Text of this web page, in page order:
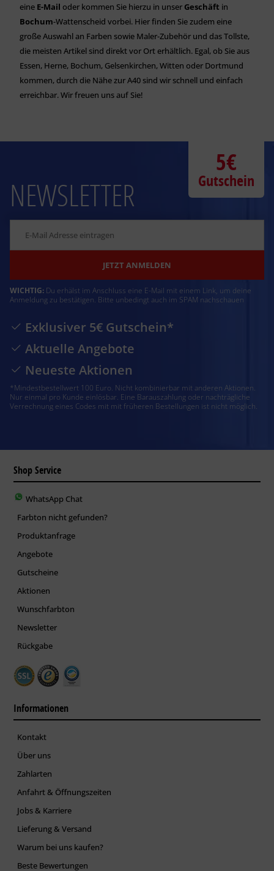
eine E-Mail oder kommen Sie hierzu in unser Geschäft in
Bochum-Wattenscheid vorbei. Hier finden Sie zudem eine
große Auswahl an Farben sowie Maler-Zubehör und das Tollste,
die meisten Artikel sind direkt vor Ort erhältlich. Egal, ob Sie aus
Essen, Herne, Bochum, Gelsenkirchen, Witten oder Dortmund
kommen, durch die Nähe zur A40 sind wir schnell und einfach
erreichbar. Wir freuen uns auf Sie!
NEWSLETTER
JETZT ANMELDEN
WICHTIG: Du erhälst im Anschluss eine E-Mail mit einem Link, um deine
Anmeldung zu bestätigen. Bitte unbedingt auch im SPAM nachschauen
Exklusiver 5€ Gutschein*
Aktuelle Angebote
Neueste Aktionen
*Mindestbestellwert 100 Euro. Nicht kombinierbar mit anderen Aktionen.
Nur einmal pro Kunde einlösbar. Eine Barauszahlung oder nachträgliche
Verrechnung eines Codes mit mit früheren Bestellungen ist nicht möglich.
5€
Gutschein
Shop Service
WhatsApp Chat
Farbton nicht gefunden?
Produktanfrage
Angebote
Gutscheine
Aktionen
Wunschfarbton
Newsletter
Rückgabe
Informationen
Kontakt
Über uns
Zahlarten
Anfahrt & Öffnungszeiten
Jobs & Karriere
Lieferung & Versand
Warum bei uns kaufen?
Beste Bewertungen